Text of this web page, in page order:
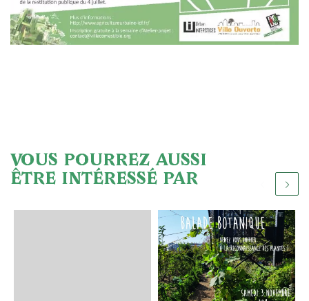
VOUS POURREZ AUSSI
ÊTRE INTÉRESSÉ PAR